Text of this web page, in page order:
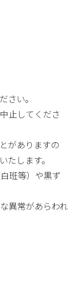
さい。
止してくださ
がありますの
たします。
班等）や黒ず
異常があらわれ